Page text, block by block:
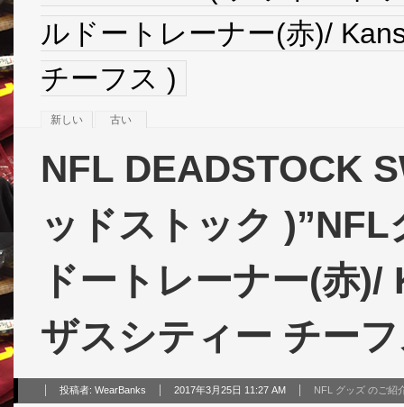
ルドートレーナー(赤)/
チーフス )
新しい 古い
NFL DEADSTOCK
ッドストック
ドートレーナー(赤
ザスシティー チー
投稿者: WearBanks 2017年3月25日 11:27 AM NFL グッズ のご紹